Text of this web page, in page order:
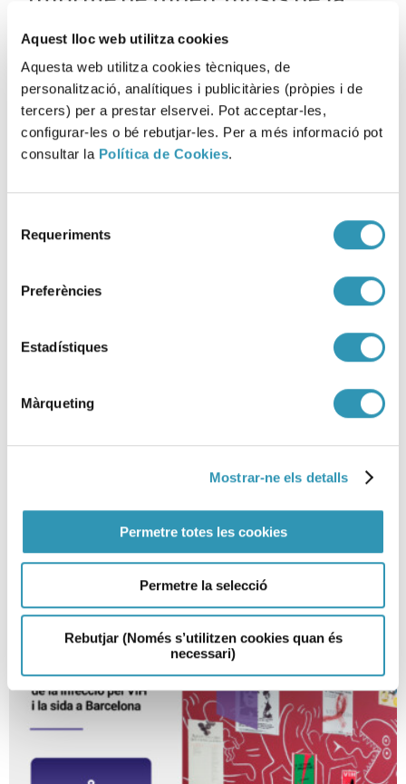
Aquest lloc web utilitza cookies
Aquesta web utilitza cookies tècniques, de
personalització, analítiques i publicitàries (pròpies i de
tercers) per a prestar elservei. Pot acceptar-les,
configurar-les o bé rebutjar-les. Per a més informació pot
consultar la Política de Cookies.
Requeriments
Preferències
Estadístiques
Màrqueting
Mostrar-ne els detalls
Permetre totes les cookies
Permetre la selecció
Rebutjar (Només s’utilitzen cookies quan és
necessari)
EPIDEMIOLOGÍA
El 1 de diciembre se celebra el
Día Mundial del sida 2025